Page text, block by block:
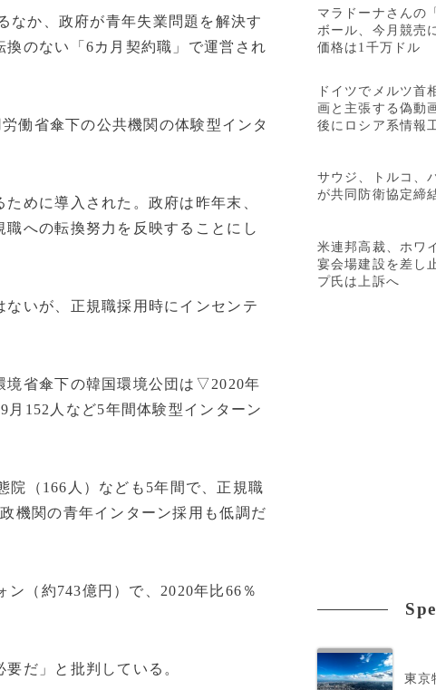
なか、政府が青年失業問題を解決す
のない「6カ月契約職」で運営され
働省傘下の公共機関の体験型インタ
めに導入された。政府は昨年末、
への転換努力を反映することにし
いが、正規職採用時にインセンテ
境省傘下の韓国環境公団は▽2020年
152人など5年間体験型インターン
院（166人）なども5年間で、正規職
機関の青年インターン採用も低調だ
（約743億円）で、2020年比66％
だ」と批判している。
マラドーナさんの
ボール、今月競売
価格は1千万ドル
ドイツでメルツ首
画と主張する偽動
後にロシア系情報
サウジ、トルコ、
が共同防衛協定締
米連邦高裁、ホワ
宴会場建設を差し
プ氏は上訴へ
東京